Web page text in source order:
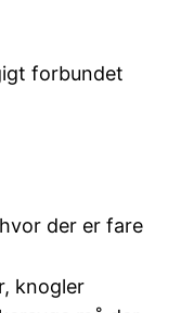
forbundet
der er fare
knogler